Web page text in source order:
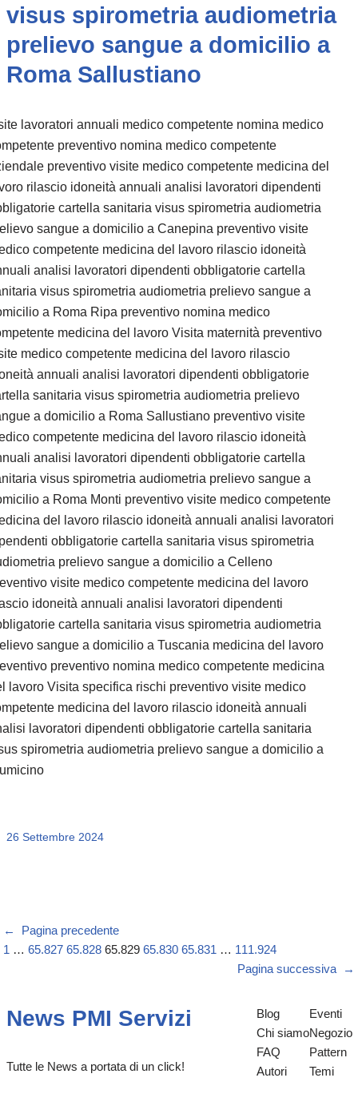
visus spirometria audiometria
prelievo sangue a domicilio a
Roma Sallustiano
lavoratori annuali medico competente nomina medico
preventivo nomina medico competente
preventivo visite medico competente medicina del
rilascio idoneità annuali analisi lavoratori dipendenti
cartella sanitaria visus spirometria audiometria
sangue a domicilio a Canepina preventivo visite
competente medicina del lavoro rilascio idoneità
analisi lavoratori dipendenti obbligatorie cartella
visus spirometria audiometria prelievo sangue a
a Roma Ripa preventivo nomina medico
medicina del lavoro Visita maternità preventivo
medico competente medicina del lavoro rilascio
annuali analisi lavoratori dipendenti obbligatorie
sanitaria visus spirometria audiometria prelievo
a domicilio a Roma Sallustiano preventivo visite
competente medicina del lavoro rilascio idoneità
analisi lavoratori dipendenti obbligatorie cartella
visus spirometria audiometria prelievo sangue a
a Roma Monti preventivo visite medico competente
del lavoro rilascio idoneità annuali analisi lavoratori
obbligatorie cartella sanitaria visus spirometria
prelievo sangue a domicilio a Celleno
visite medico competente medicina del lavoro
idoneità annuali analisi lavoratori dipendenti
cartella sanitaria visus spirometria audiometria
sangue a domicilio a Tuscania medicina del lavoro
preventivo nomina medico competente medicina
lavoro Visita specifica rischi preventivo visite medico
medicina del lavoro rilascio idoneità annuali
lavoratori dipendenti obbligatorie cartella sanitaria
spirometria audiometria prelievo sangue a domicilio a
26 Settembre 2024
←
Pagina precedente
1 … 65.827 65.828 65.829 65.830 65.831 … 111.924
Pagina successiva
→
News PMI Servizi
Tutte le News a portata di un click!
Blog
Chi siamo
FAQ
Autori
Eventi
Negozio
Pattern
Temi